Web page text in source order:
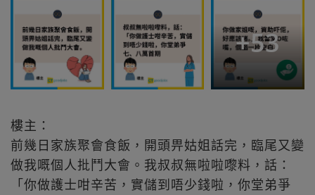
+53
樓主：
前幾日家族聚會食飯，開頭畀姑姐話完，臨尾又變
做我嘅個人批鬥大會。我叔叔無啦啦嚟料，話：
「你做護士咁辛苦，實儲到唔少錢啦，你堂弟爭